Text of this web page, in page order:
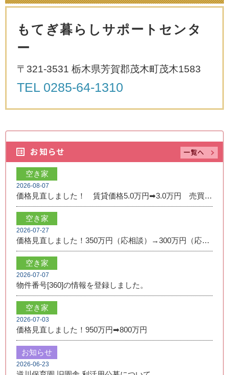
もてぎ暮らしサポートセンタ
ー
〒321-3531 栃木県芳賀郡茂木町茂木1583
TEL 0285-64-1310
空き家
2026-08-07
価格見直しました！ 賃貸価格5.0万円➡3.0万円 売買価格350万円➡250万円
空き家
2026-07-27
価格見直しました！350万円（応相談）→300万円（応相談）
空き家
2026-07-07
物件番号[360]の情報を登録しました。
空き家
2026-07-03
価格見直しました！950万円➡800万円
お知らせ
2026-06-23